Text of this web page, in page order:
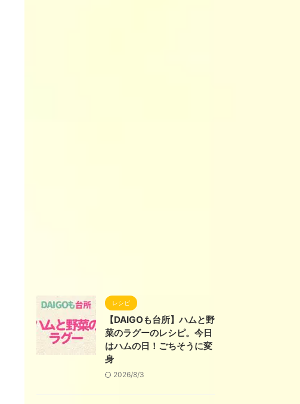
レシピ
【DAIGOも台所】ハムと野
菜のラグーのレシピ。今日
はハムの日！ごちそうに変
身
2026/8/3